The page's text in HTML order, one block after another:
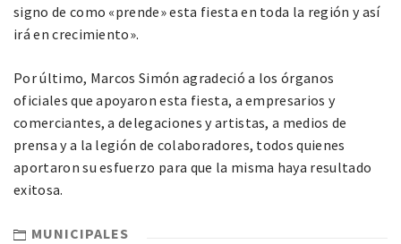
signo de como «prende» esta fiesta en toda la región y así
irá en crecimiento».
Por último, Marcos Simón agradeció a los órganos
oficiales que apoyaron esta fiesta, a empresarios y
comerciantes, a delegaciones y artistas, a medios de
prensa y a la legión de colaboradores, todos quienes
aportaron su esfuerzo para que la misma haya resultado
exitosa.
MUNICIPALES